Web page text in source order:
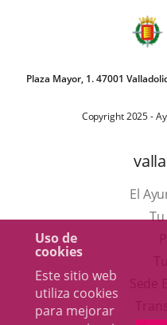
Uso de
cookies
Este sitio web
utiliza cookies
para mejorar
Plaza Mayor, 1. 47001
Copyright 2025 -
El